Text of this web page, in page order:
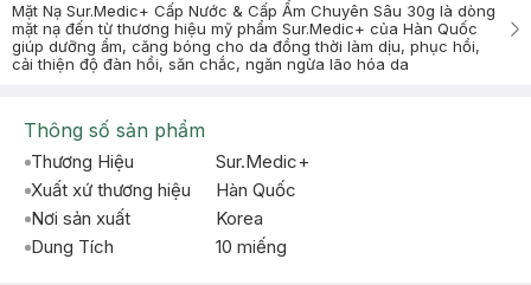
Mặt Nạ Sur.Medic+ Cấp Nước & Cấp Ẩm Chuyên Sâu 30g là dòng
mặt nạ đến từ thương hiệu mỹ phẩm Sur.Medic+ của Hàn Quốc
giúp dưỡng ẩm, căng bóng cho da đồng thời làm dịu, phục hồi,
cải thiện độ đàn hồi, săn chắc, ngăn ngừa lão hóa da
Thông số sản phẩm
Thương Hiệu
Sur.Medic+
Xuất xứ thương hiệu
Hàn Quốc
Nơi sản xuất
Korea
Dung Tích
10 miếng